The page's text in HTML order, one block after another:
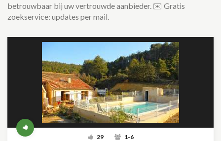
betrouwbaar bij uw vertrouwde aanbieder. ✉️ Gratis
zoekservice: updates per mail.
29 1-6